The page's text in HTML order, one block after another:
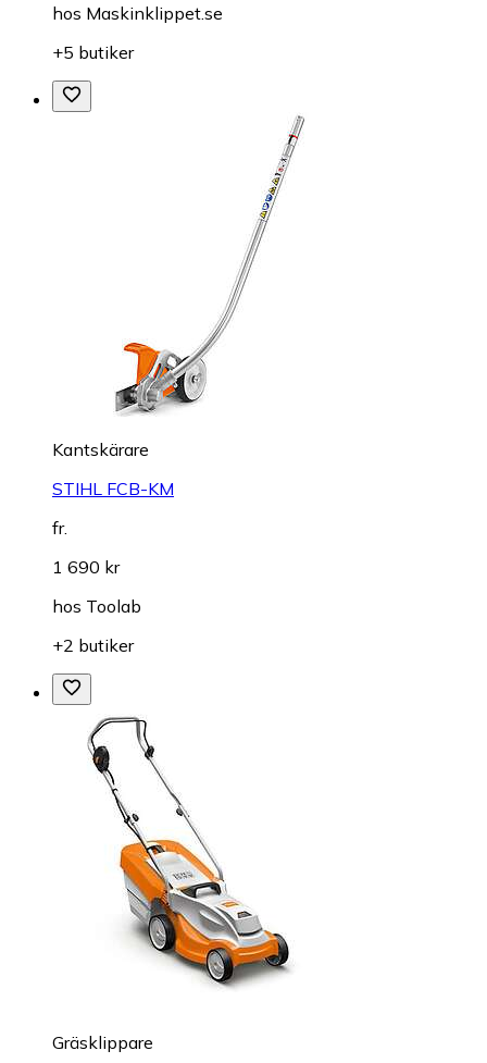
hos Maskinklippet.se
+5 butiker
Kantskärare
STIHL FCB-KM
fr.
1 690 kr
hos Toolab
+2 butiker
Gräsklippare